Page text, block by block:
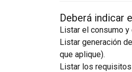
Deberá indicar
Listar el consumo
Listar generación
que aplique).
Listar los